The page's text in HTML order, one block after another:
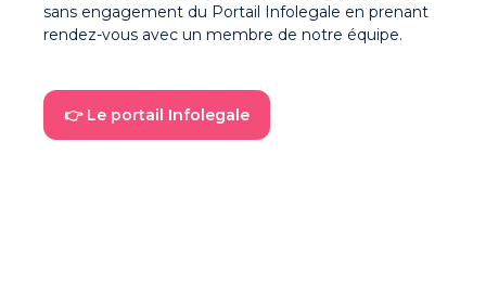
sans engagement du Portail Infolegale en prenant
rendez-vous avec un membre de notre équipe.
👉 Le portail Infolegale